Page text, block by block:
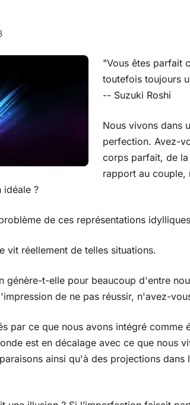
"Vous êtes parfait
toutefois toujours
-- Suzuki Roshi
Nous vivons dans
perfection. Avez-
corps parfait, de
rapport au couple,
idéale ?
de ces représentations
vit réellement de telles situations.
génère-t-elle pour beaucoup d'entre
de ne pas réussir, n'avez-
par ce que nous avons intégré comme
est en décalage avec ce que nous
ainsi qu'à des projections